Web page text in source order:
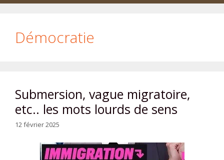
Démocratie
Submersion, vague migratoire,
etc.. les mots lourds de sens
12 février 2025